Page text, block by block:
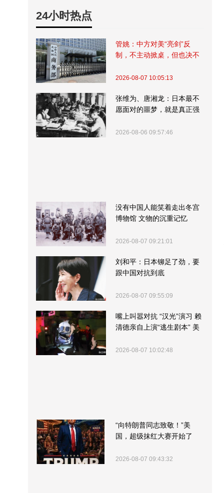
24小时热点
管姚：中方对美“亮剑”反
制，不主动掀桌，但也决不
2026-08-07 10:05:13
张维为、唐湘龙：日本最不
愿面对的噩梦，就是真正强
2026-08-06 09:57:46
没有中国人能笑着走出冬宫
博物馆 文物的沉重记忆
2026-08-07 09:21:01
刘和平：日本铆足了劲，要
跟中国对抗到底
2026-08-07 09:55:09
嘴上叫嚣对抗 “汉光”演习 赖
清德亲自上演“逃生剧本” 美
2026-08-07 10:02:48
“向特朗普同志致敬！”美
国，超级抹红大赛开始了
2026-08-07 09:43:32